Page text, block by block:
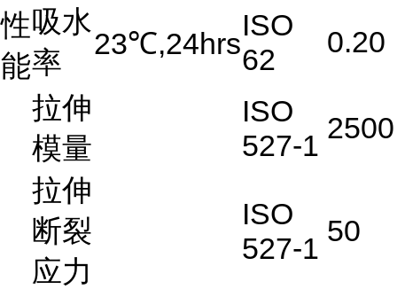
性
能
吸水
率
23℃,24hrs
ISO
62
0.20
拉伸
模量
ISO
527-1
2500
拉伸
断裂
应力
ISO
527-1
50